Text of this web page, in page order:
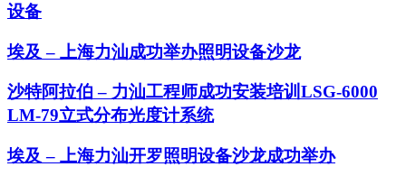
设备
埃及 – 上海力汕成功举办照明设备沙龙
沙特阿拉伯 – 力汕工程师成功安装培训LSG-6000
LM-79立式分布光度计系统
埃及 – 上海力汕开罗照明设备沙龙成功举办